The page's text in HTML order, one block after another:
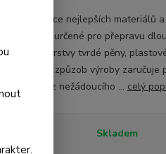
kombinace nejlepších materiálů
Pouzdro je určené pro přepravu
z jedné vrstvy tvrdé pěny,
pěny. Tento způzob výroby
a optiky bez nežádoucího ... celý
Skladem